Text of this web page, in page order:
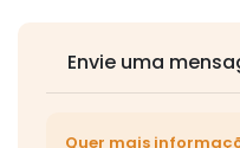
Envie uma
Quer mais